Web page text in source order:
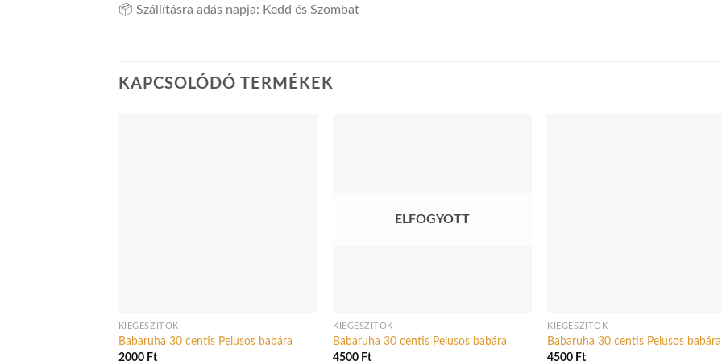
📦 Szállításra adás napja: Kedd és Szombat
KAPCSOLÓDÓ TERMÉKEK
KIEGÉSZÍTŐK
Babaruha 30 centis Pelusos babára
2000 Ft
ELFOGYOTT
KIEGÉSZÍTŐK
Babaruha 30 centis Pelusos babára
4500 Ft
KIEGÉSZÍTŐK
Babaruha 30 centis Pelusos babára
4500 Ft